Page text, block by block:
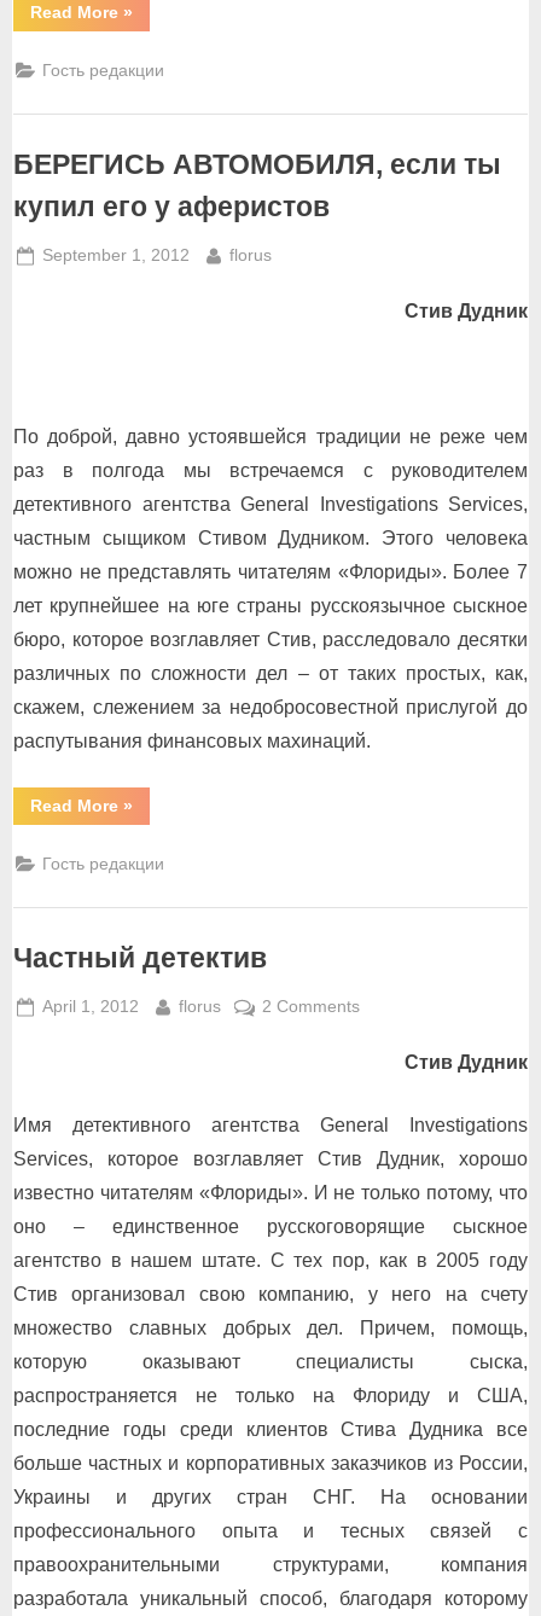
Read More“Если
кто-
где
нас
»
Гость редакции
БЕРЕГИСЬ АВТОМОБИЛЯ, если ты
купил его у аферистов
Posted
September 1, 2012 By
florus
Стив Дудник
По доброй, давно устоявшейся традиции не реже чем
раз в полгода мы встречаемся с руководителем
детективного агентства General Investigations Services,
частным сыщиком Стивом Дудником. Этого человека
можно не представлять читателям «Флориды». Более 7
лет крупнейшее на юге страны русскоязычное сыскное
бюро, которое возглавляет Стив, расследовало десятки
различных по сложности дел – от таких простых, как,
скажем, слежением за недобросовестной прислугой до
распутывания финансовых махинаций.
Read More“БЕРЕГИСЬ
АВТОМОБИЛЯ,
купил
у
»
Гость редакции
Частный детектив
Posted
April 1, 2012 By
florus 2 Commentson
детективСтив Дудник
Имя детективного агентства General Investigations
Services, которое возглавляет Стив Дудник, хорошо
известно читателям «Флориды». И не только потому, что
оно – единственное русскоговорящие сыскное
агентство в нашем штате. С тех пор, как в 2005 году
Стив организовал свою компанию, у него на счету
множество славных добрых дел. Причем, помощь,
которую оказывают специалисты сыска,
распространяется не только на Флориду и США,
последние годы среди клиентов Стива Дудника все
больше частных и корпоративных заказчиков из России,
Украины и других стран СНГ. На основании
профессионального опыта и тесных связей с
правоохранительными структурами, компания
разработала уникальный способ, благодаря которому